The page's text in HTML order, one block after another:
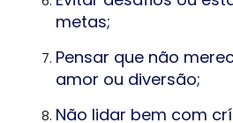
metas;
Pensar que não
amor ou diversão;
Não lidar bem com